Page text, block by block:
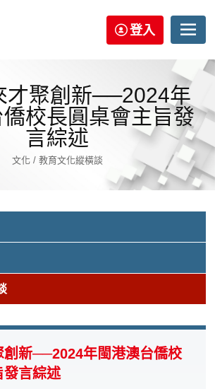
登入
才聚創新──2024年
校長圓桌會主旨發
言綜述
文化 / 教育文化縱橫談
創新──2024年閩港澳台僑校
發言綜述